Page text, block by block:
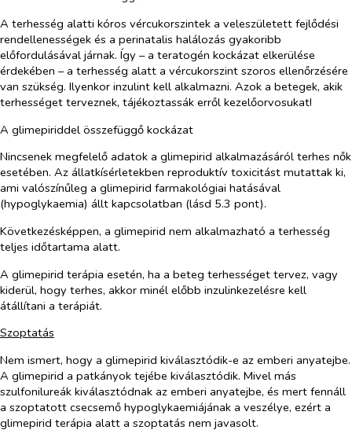
A terhesség alatti kóros vércukorszintek a veleszületett fejlődési
rendellenességek és a perinatalis halálozás gyakoribb
előfordulásával járnak. Így – a teratogén kockázat elkerülése
érdekében – a terhesség alatt a vércukorszint szoros ellenőrzésére
van szükség. Ilyenkor inzulint kell alkalmazni. Azok a betegek, akik
terhességet terveznek, tájékoztassák erről kezelőorvosukat!
A glimepiriddel összefüggő kockázat
Nincsenek megfelelő adatok a glimepirid alkalmazásáról terhes nők
esetében. Az állatkísérletekben reproduktív toxicitást mutattak ki,
ami valószínűleg a glimepirid farmakológiai hatásával
(hypoglykaemia) állt kapcsolatban (lásd 5.3 pont).
Következésképpen, a glimepirid nem alkalmazható a terhesség
teljes időtartama alatt.
A glimepirid terápia esetén, ha a beteg terhességet tervez, vagy
kiderül, hogy terhes, akkor minél előbb inzulinkezelésre kell
átállítani a terápiát.
Szoptatás
Nem ismert, hogy a glimepirid kiválasztódik-e az emberi anyatejbe.
A glimepirid a patkányok tejébe kiválasztódik. Mivel más
szulfonilureák kiválasztódnak az emberi anyatejbe, és mert fennáll
a szoptatott csecsemő hypoglykaemiájának a veszélye, ezért a
glimepirid terápia alatt a szoptatás nem javasolt.